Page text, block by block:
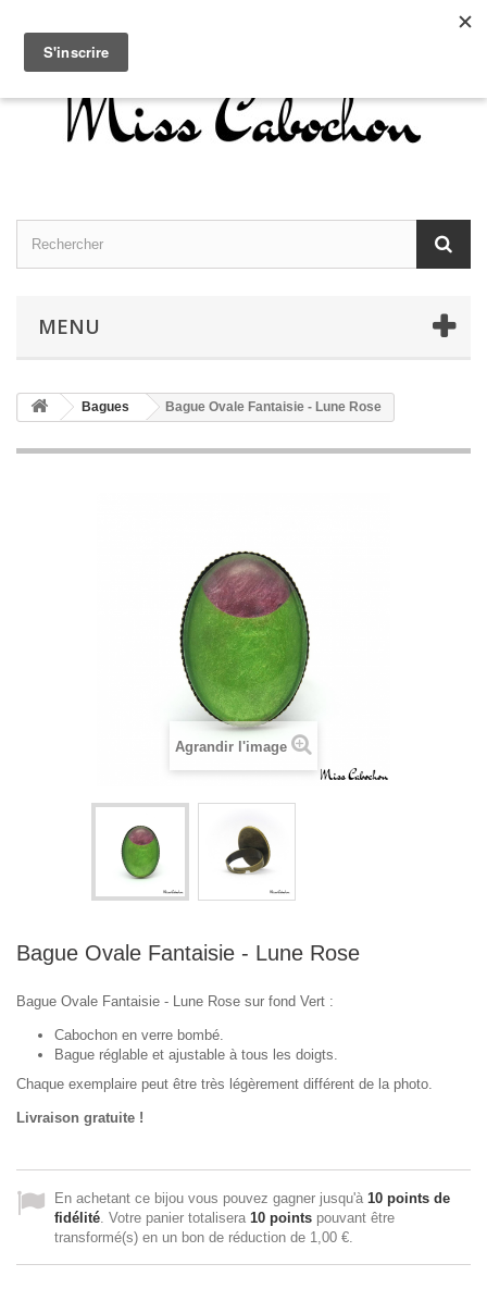
Connexion
MENU
Bagues Bague Ovale Fantaisie - Lune Rose
Agrandir l'image
Bague Ovale Fantaisie - Lune Rose
Bague Ovale Fantaisie - Lune Rose sur fond Vert :
Cabochon en verre bombé.
Bague réglable et ajustable à tous les doigts.
Chaque exemplaire peut être très légèrement différent de la photo.
Livraison gratuite !
En achetant ce bijou vous pouvez gagner jusqu'à 10 points de
fidélité. Votre panier totalisera 10 points pouvant être
transformé(s) en un bon de réduction de 1,00 €.